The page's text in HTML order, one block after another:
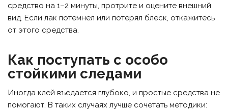
средство на 1–2 минуты, протрите и оцените внешний
вид. Если лак потемнел или потерял блеск, откажитесь
от этого средства.
Как поступать с особо
стойкими следами
Иногда клей въедается глубоко, и простые средства не
помогают. В таких случаях лучше сочетать методики: